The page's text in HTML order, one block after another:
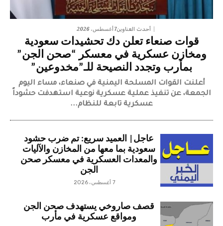
أحدث العناوين7 أغسطس، 2026
قوات صنعاء تعلن دك تحشيدات سعودية
ومخازن عسكرية في معسكر “صحن الجن”
بمأرب وتجدد النصيحة للـ”مخدوعين”
أعلنت القوات المسلحة اليمنية في صنعاء، مساء اليوم
الجمعة، عن تنفيذ عملية عسكرية نوعية استهدفت حشوداً
عسكرية تابعة للنظام...
عاجل| العميد سريع: تم ضرب حشود
سعودية بما معها من المخازن والآليات
والمعدات العسكرية في معسكر صحن
الجن
7 أغسطس، 2026
قصف صاروخي يستهدف صحن الجن
ومواقع عسكرية في مأرب